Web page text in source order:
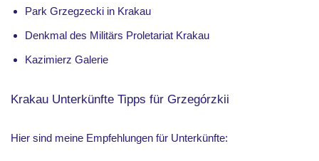
Park Grzegzecki in Krakau
Denkmal des Militärs Proletariat Krakau
Kazimierz Galerie
Krakau Unterkünfte Tipps für Grzegórzkii
Hier sind meine Empfehlungen für Unterkünfte: